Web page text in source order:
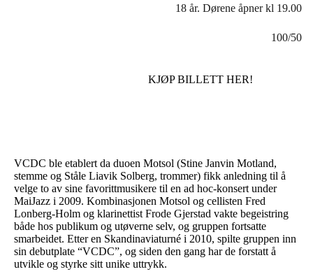
18 år. Dørene åpner kl 19.00
100/50
KJØP BILLETT HER!
VCDC ble etablert da duoen Motsol (Stine Janvin Motland,
stemme og Ståle Liavik Solberg, trommer) fikk anledning til å
velge to av sine favorittmusikere til en ad hoc-konsert under
MaiJazz i 2009. Kombinasjonen Motsol og cellisten Fred
Lonberg-Holm og klarinettist Frode Gjerstad vakte begeistring
både hos publikum og utøverne selv, og gruppen fortsatte
smarbeidet. Etter en Skandinaviaturné i 2010, spilte gruppen inn
sin debutplate “VCDC”, og siden den gang har de forstatt å
utvikle og styrke sitt unike uttrykk.